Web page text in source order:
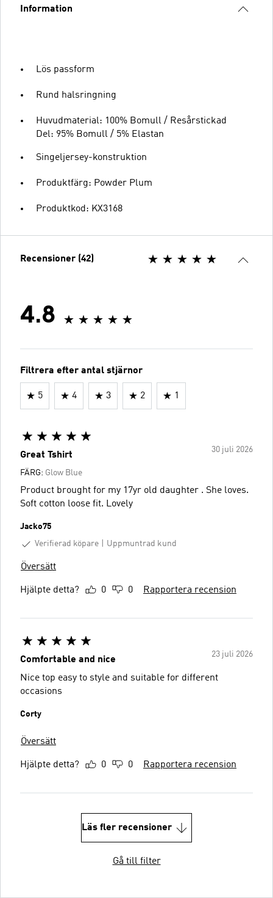
Information
Lös passform
Rund halsringning
Huvudmaterial: 100% Bomull / Resårstickad
Del: 95% Bomull / 5% Elastan
Singeljersey-konstruktion
Produktfärg: Powder Plum
Produktkod: KX3168
Recensioner (42)
4.8
Filtrera efter antal stjärnor
5 4 3 2 1
30 juli 2026
Great Tshirt
FÄRG: Glow Blue
Product brought for my 17yr old daughter . She loves.
Soft cotton loose fit. Lovely
Jacko75
Verifierad köpare
Uppmuntrad kund
Översätt
Hjälpte detta? 0 0 Rapportera recension
23 juli 2026
Comfortable and nice
Nice top easy to style and suitable for different
occasions
Corty
Översätt
Hjälpte detta? 0 0 Rapportera recension
Läs fler recensioner
Gå till filter